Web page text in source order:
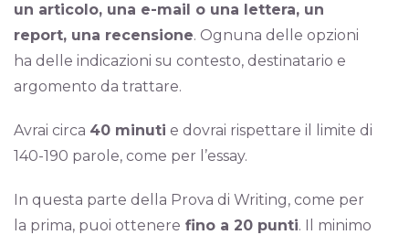
un articolo, una e-mail o una lettera, un
report, una recensione. Ognuna delle opzioni
ha delle indicazioni su contesto, destinatario e
argomento da trattare.
Avrai circa 40 minuti e dovrai rispettare il limite di
140-190 parole, come per l’essay.
In questa parte della Prova di Writing, come per
la prima, puoi ottenere fino a 20 punti. Il minimo